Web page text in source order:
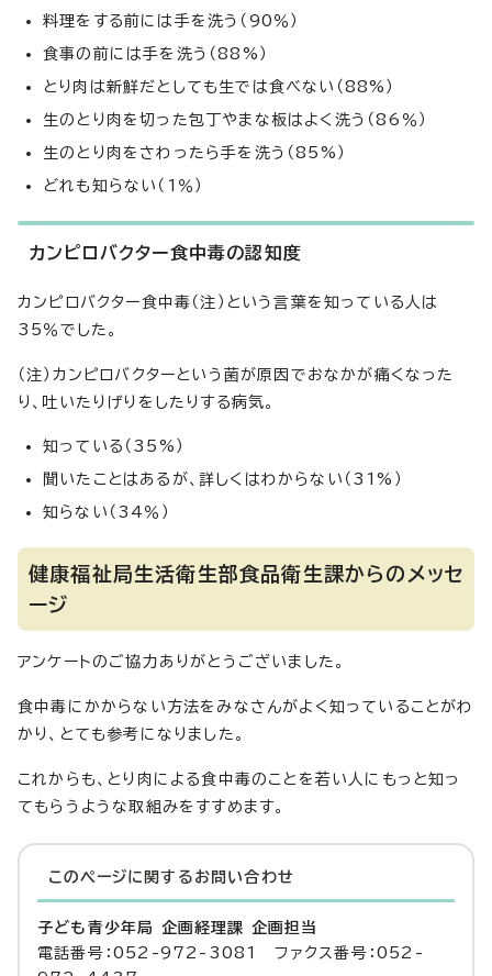
料理をする前には手を洗う（90％）
食事の前には手を洗う（88%）
とり肉は新鮮だとしても生では食べない（88%）
生のとり肉を切った包丁やまな板はよく洗う（86％）
生のとり肉をさわったら手を洗う（85%）
どれも知らない（1％）
カンピロバクター食中毒の認知度
カンピロバクター食中毒（注）という言葉を知っている人は
35％でした。
（注）カンピロバクターという菌が原因でおなかが痛くなった
り、吐いたりげりをしたりする病気。
知っている（35%）
聞いたことはあるが、詳しくはわからない（31%）
知らない（34％）
健康福祉局生活衛生部食品衛生課からのメッセ
ージ
アンケートのご協力ありがとうございました。
食中毒にかからない方法をみなさんがよく知っていることがわ
かり、とても参考になりました。
これからも、とり肉による食中毒のことを若い人にもっと知っ
てもらうような取組みをすすめます。
このページに関する お問い合わせ
子ども青少年局 企画経理課 企画担当
電話番号：052-972-3081 ファクス番号：052-